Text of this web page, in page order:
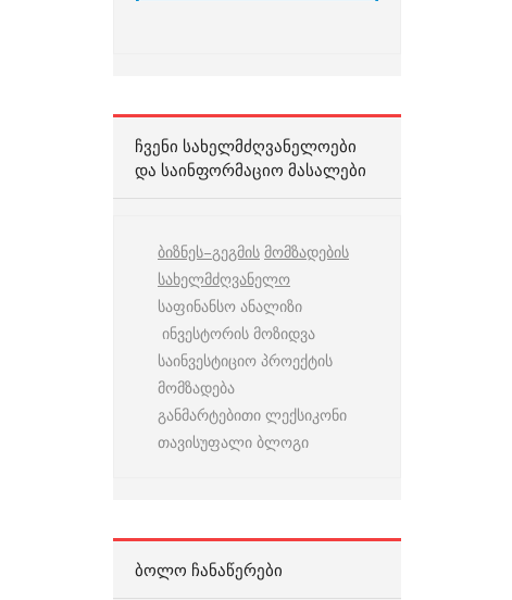
ᲩᲕᲔᲜᲘ ᲡᲐᲮᲔᲚᲛᲫᲦᲕᲐᲜᲔᲚᲝᲔᲑᲘ
ᲓᲐ ᲡᲐᲘᲜᲤᲝᲠᲛᲐᲪᲘᲝ ᲛᲐᲡᲐᲚᲔᲑᲘ
ბიზნეს–გეგმის მომზადების
სახელმძღვანელო
საფინანსო ანალიზი
ინვესტორის მოზიდვა
საინვესტიციო პროექტის
მომზადება
განმარტებითი ლექსიკონი
თავისუფალი ბლოგი
ᲑᲝᲚᲝ ᲩᲐᲜᲐᲬᲔᲠᲔᲑᲘ